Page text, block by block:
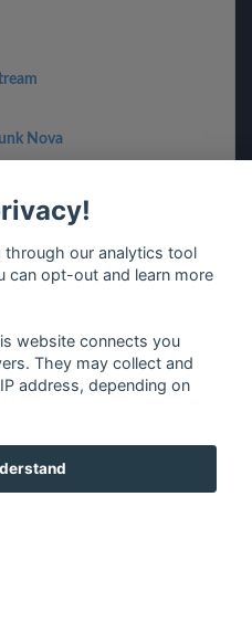
Nova
& R'nB
through our analytics tool
can opt-out and learn more
website connects you
They may collect and
address, depending on